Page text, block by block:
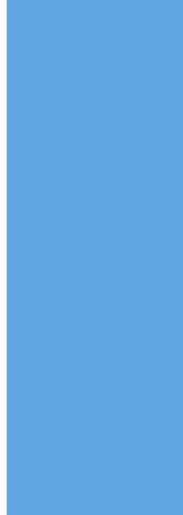
المحروقات يفجر غضب